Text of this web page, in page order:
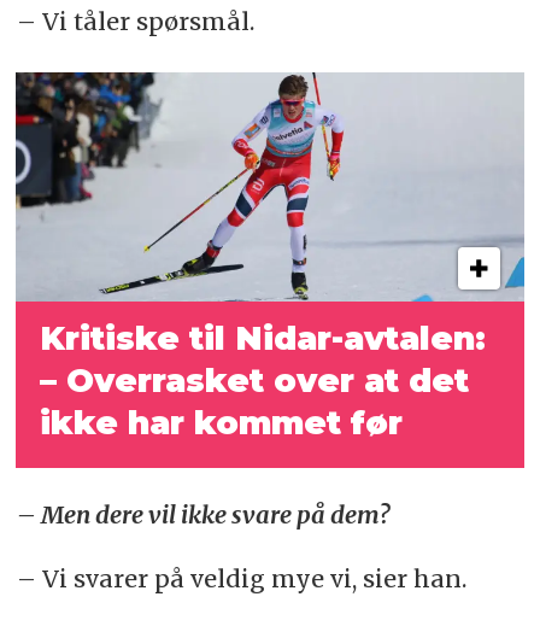
– Vi tåler spørsmål.
Kritiske til Nidar-avtalen:
– Overrasket over at det
ikke har kommet før
– Men dere vil ikke svare på dem?
– Vi svarer på veldig mye vi, sier han.